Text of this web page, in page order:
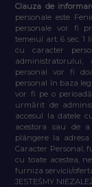
Clauza de
personale este
personale vor fi
temeiul art. 6 sec.
cu caracter
personal vor fi
personal în baza
vor fi pe o
urmărit de
accesul la datele
acestora sau de
plângere la
Caracter Personal,
cu toate acestea,
furniza servicii/
JESTEŚMY